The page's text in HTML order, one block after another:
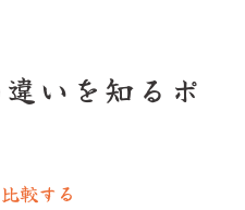
いを知るポ
較する